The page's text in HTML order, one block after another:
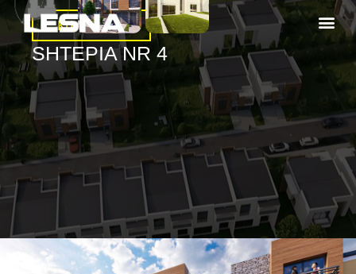
Kthehu Pas
SHTEPIA NR 4